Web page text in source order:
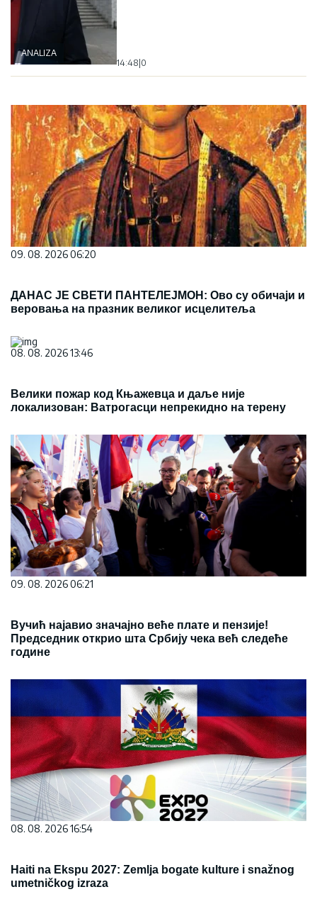
ANALIZA
14:48 0
09. 08. 2026 06:20
ДАНАС ЈЕ СВЕТИ ПАНТЕЛЕЈМОН: Ово су обичаји и
веровања на празник великог исцелитеља
08. 08. 2026 13:46
Велики пожар код Књажевца и даље није
локализован: Ватрогасци непрекидно на терену
09. 08. 2026 06:21
Вучић најавио значајно веће плате и пензије!
Председник открио шта Србију чека већ следеће
године
08. 08. 2026 16:54
Haiti na Ekspu 2027: Zemlja bogate kulture i snažnog
umetničkog izraza